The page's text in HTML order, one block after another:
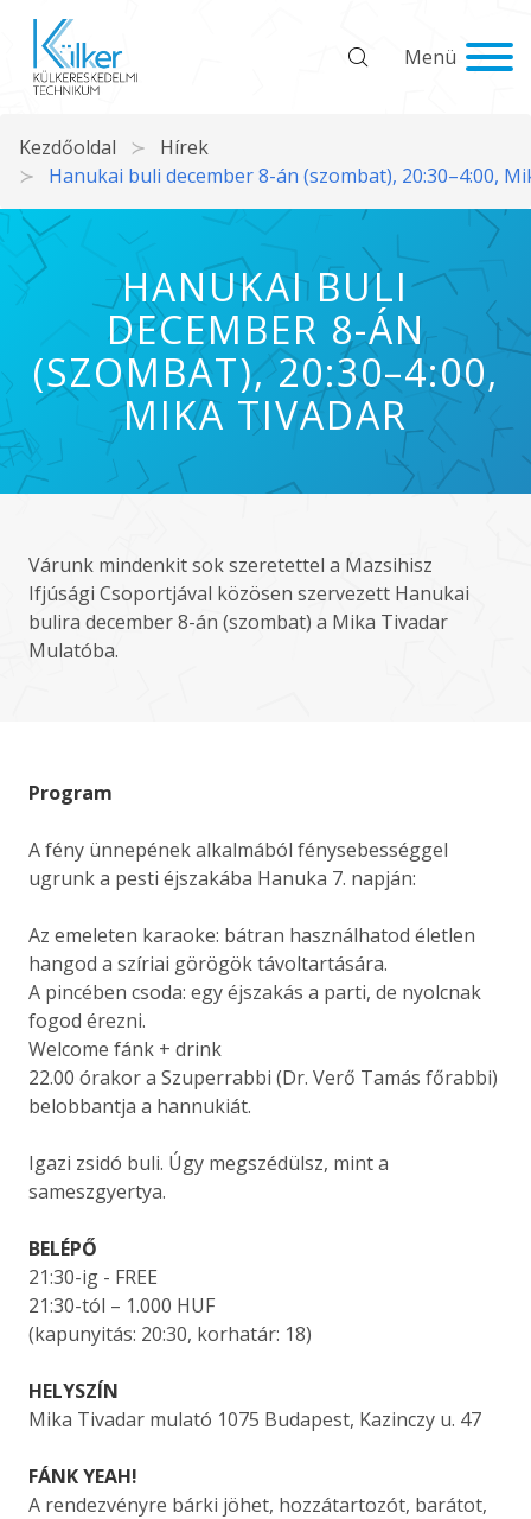
Menü
Kezdőoldal
Hírek
Hanukai buli december 8-án (szombat), 20:30–4:00,
HANUKAI BULI
DECEMBER 8-ÁN
(SZOMBAT), 20:30–4:00,
MIKA TIVADAR
Várunk mindenkit sok szeretettel a Mazsihisz
Ifjúsági Csoportjával közösen szervezett Hanukai
bulira december 8-án (szombat) a Mika Tivadar
Mulatóba.
Program
A fény ünnepének alkalmából fénysebességgel
ugrunk a pesti éjszakába Hanuka 7. napján:
Az emeleten karaoke: bátran használhatod életlen
hangod a szíriai görögök távoltartására.
A pincében csoda: egy éjszakás a parti, de nyolcnak
fogod érezni.
Welcome fánk + drink
22.00 órakor a Szuperrabbi (Dr. Verő Tamás főrabbi)
belobbantja a hannukiát.
Igazi zsidó buli. Úgy megszédülsz, mint a
sameszgyertya.
BELÉPŐ
21:30-ig - FREE
21:30-tól – 1.000 HUF
(kapunyitás: 20:30, korhatár: 18)
HELYSZÍN
Mika Tivadar mulató 1075 Budapest, Kazinczy u. 47
FÁNK YEAH!
A rendezvényre bárki jöhet, hozzátartozót, barátot,